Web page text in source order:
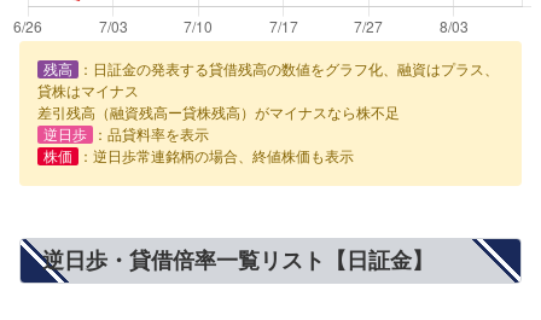
残高
：日証金の発表する貸借残高の数値をグラフ化、融資はプラス、
貸株はマイナス
差引残高（融資残高ー貸株残高）がマイナスなら株不足
逆日歩
：品貸料率を表示
株価
：逆日歩常連銘柄の場合、終値株価も表示
逆日歩・貸借倍率一覧リスト【日証金】